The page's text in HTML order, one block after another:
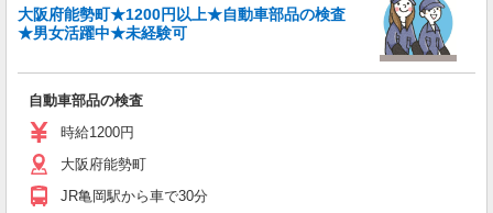
大阪府能勢町★1200円以上★自動車部品の検査
★男女活躍中★未経験可
自動車部品の検査
時給1200円
大阪府能勢町
JR亀岡駅から車で30分